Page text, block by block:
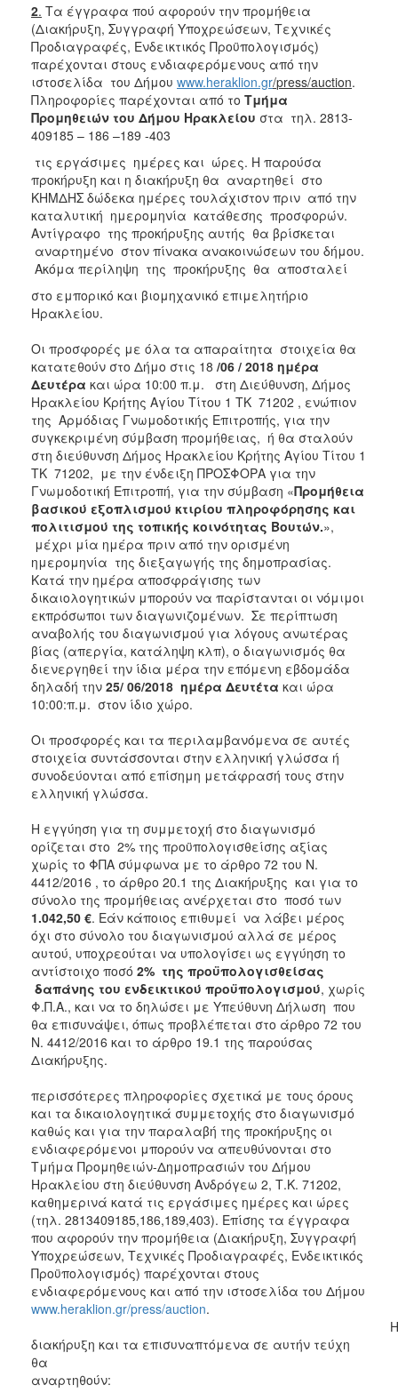
ΤΟΠΟΣ
ΠΟΛΙΤΙΣΜΟΣ
ΑΝΘΕΚΤΙΚΗ
ΠΟΛΗ
2. Τα έγγραφα πού αφορούν την προμήθεια
(Διακήρυξη, Συγγραφή Υποχρεώσεων, Τεχνικές
Προδιαγραφές, Ενδεικτικός Προϋπολογισμός)
παρέχονται στους ενδιαφερόμενους από την
ιστοσελίδα του Δήμου www.heraklion.gr/press/auction.
Πληροφορίες παρέχονται από το Τμήμα
Προμηθειών του Δήμου Ηρακλείου στα τηλ. 2813-
409185 – 186 –189 -403
τις εργάσιμες ημέρες και ώρες. Η παρούσα
προκήρυξη και η διακήρυξη θα αναρτηθεί στο
ΚΗΜΔΗΣ δώδεκα ημέρες τουλάχιστον πριν από την
καταλυτική ημερομηνία κατάθεσης προσφορών.
Αντίγραφο της προκήρυξης αυτής θα βρίσκεται
αναρτημένο στον πίνακα ανακοινώσεων του δήμου.
Ακόμα περίληψη της προκήρυξης θα αποσταλεί
στο εμπορικό και βιομηχανικό επιμελητήριο
Ηρακλείου.
Οι προσφορές με όλα τα απαραίτητα στοιχεία θα
κατατεθούν στο Δήμο στις 18 /06 / 2018 ημέρα
Δευτέρα και ώρα 10:00 π.μ. στη Διεύθυνση, Δήμος
Ηρακλείου Κρήτης Αγίου Τίτου 1 ΤΚ 71202 , ενώπιον
της Αρμόδιας Γνωμοδοτικής Επιτροπής, για την
συγκεκριμένη σύμβαση προμήθειας, ή θα σταλούν
στη διεύθυνση Δήμος Ηρακλείου Κρήτης Αγίου Τίτου 1
ΤΚ 71202, με την ένδειξη ΠΡΟΣΦΟΡΑ για την
Γνωμοδοτική Επιτροπή, για την σύμβαση «Προμήθεια
βασικού εξοπλισμού κτιρίου πληροφόρησης και
πολιτισμού της τοπικής κοινότητας Βουτών.»,
μέχρι μία ημέρα πριν από την ορισμένη
ημερομηνία της διεξαγωγής της δημοπρασίας.
Κατά την ημέρα αποσφράγισης των
δικαιολογητικών μπορούν να παρίστανται οι νόμιμοι
εκπρόσωποι των διαγωνιζομένων. Σε περίπτωση
αναβολής του διαγωνισμού για λόγους ανωτέρας
βίας (απεργία, κατάληψη κλπ), ο διαγωνισμός θα
διενεργηθεί την ίδια μέρα την επόμενη εβδομάδα
δηλαδή την 25/ 06/2018 ημέρα Δευτέτα και ώρα
10:00:π.μ. στον ίδιο χώρο.
Οι προσφορές και τα περιλαμβανόμενα σε αυτές
στοιχεία συντάσσονται στην ελληνική γλώσσα ή
συνοδεύονται από επίσημη μετάφρασή τους στην
ελληνική γλώσσα.
Η εγγύηση για τη συμμετοχή στο διαγωνισμό
ορίζεται στο 2% της προϋπολογισθείσης αξίας
χωρίς το ΦΠΑ σύμφωνα με το άρθρο 72 του Ν.
4412/2016 , το άρθρο 20.1 της Διακήρυξης και για το
σύνολο της προμήθειας ανέρχεται στο ποσό των
1.042,50 €. Εάν κάποιος επιθυμεί να λάβει μέρος
όχι στο σύνολο του διαγωνισμού αλλά σε μέρος
αυτού, υποχρεούται να υπολογίσει ως εγγύηση το
αντίστοιχο ποσό 2% της προϋπολογισθείσας
δαπάνης του ενδεικτικού προϋπολογισμού, χωρίς
Φ.Π.Α., και να το δηλώσει με Υπεύθυνη Δήλωση που
θα επισυνάψει, όπως προβλέπεται στο άρθρο 72 του
Ν. 4412/2016 και το άρθρο 19.1 της παρούσας
Διακήρυξης.
περισσότερες πληροφορίες σχετικά με τους όρους
και τα δικαιολογητικά συμμετοχής στο διαγωνισμό
καθώς και για την παραλαβή της προκήρυξης οι
ενδιαφερόμενοι μπορούν να απευθύνονται στο
Τμήμα Προμηθειών-Δημοπρασιών του Δήμου
Ηρακλείου στη διεύθυνση Ανδρόγεω 2, Τ.Κ. 71202,
καθημερινά κατά τις εργάσιμες ημέρες και ώρες
(τηλ. 2813409185,186,189,403). Επίσης τα έγγραφα
που αφορούν την προμήθεια (Διακήρυξη, Συγγραφή
Υποχρεώσεων, Τεχνικές Προδιαγραφές, Ενδεικτικός
Προϋπολογισμός) παρέχονται στους
ενδιαφερόμενους και από την ιστοσελίδα του Δήμου
www.heraklion.gr/press/auction
Η
διακήρυξη και τα επισυναπτόμενα σε αυτήν τεύχη
θα